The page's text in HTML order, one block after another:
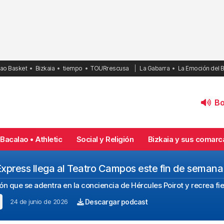
Basket Bizkaia tiempo TOURrescusa La Gabarra La Emoción del
Bacalao • Athletic Social y Religión Bizkaia y sus
llega al Teatro Campos este fin de semana
que se adentra en la conciencia de Hércules Poirot y recrea
24 de junio de 2026 Descargar podcast